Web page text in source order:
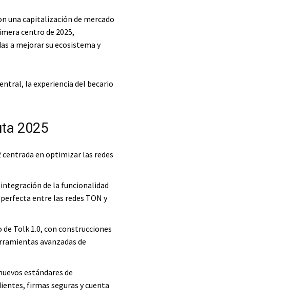
una capitalización de mercado
centro de 2025,
a mejorar su ecosistema y
la experiencia del becario
2025
centrada en optimizar las redes
de la funcionalidad
entre las redes TON y
Tolk 1.0, con construcciones
avanzadas de
estándares de
firmas seguras y cuenta